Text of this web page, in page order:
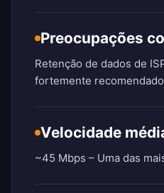
Preocupações
Retenção de dados de
fortemente recomendado
Velocidade
~45 Mbps – Uma das